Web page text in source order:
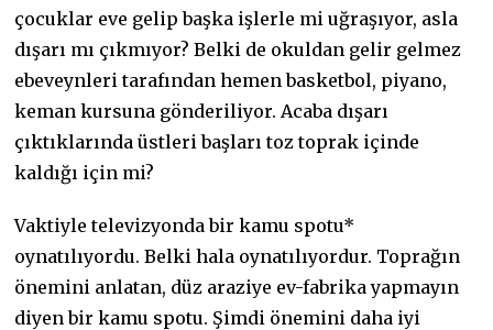
çocuklar eve gelip başka işlerle mi uğraşıyor, asla
dışarı mı çıkmıyor? Belki de okuldan gelir gelmez
ebeveynleri tarafından hemen basketbol, piyano,
keman kursuna gönderiliyor. Acaba dışarı
çıktıklarında üstleri başları toz toprak içinde
kaldığı için mi?
Vaktiyle televizyonda bir kamu spotu*
oynatılıyordu. Belki hala oynatılıyordur. Toprağın
önemini anlatan, düz araziye ev-fabrika yapmayın
diyen bir kamu spotu. Şimdi önemini daha iyi